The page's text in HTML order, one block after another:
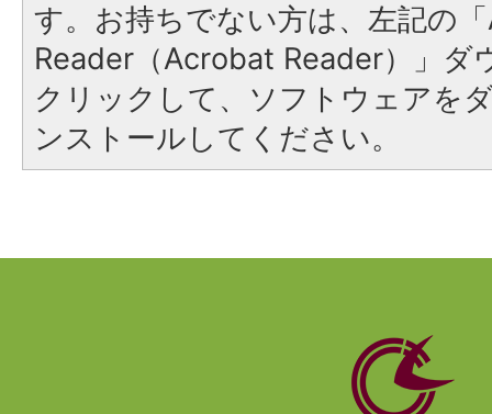
す。お持ちでない方は、左記の
Reader（Acrobat Reader）」ダ
クリックして、ソフトウェアを
ンストールしてください。
静
岡